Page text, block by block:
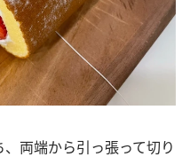
両端から引っ張って切り